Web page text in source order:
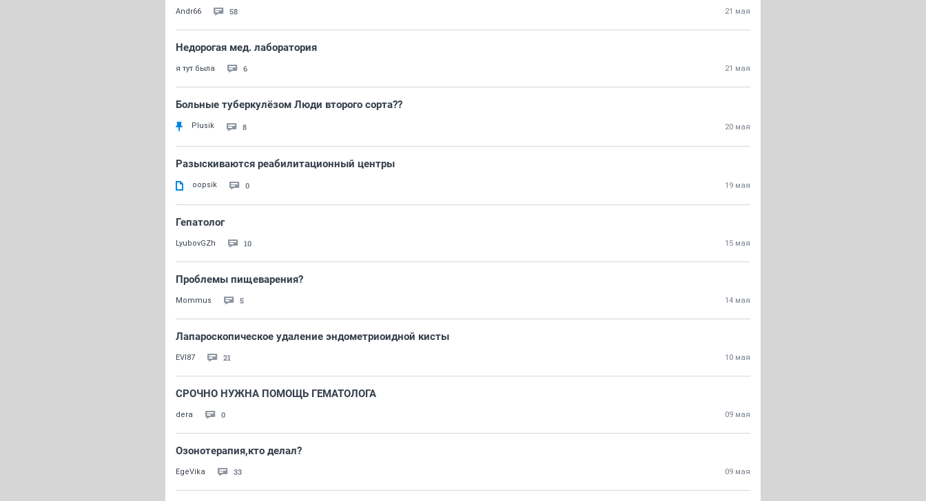
Andr66 58 21 мая
Недорогая мед. лаборатория
я тут была 6 21 мая
Больные туберкулёзом Люди второго сорта??
Plusik 8 20 мая
Разыскиваются реабилитационный центры
oopsik 0 19 мая
Гепатолог
LyubovGZh 10 15 мая
Проблемы пищеварения?
Mommus 5 14 мая
Лапароскопическое удаление эндометриоидной кисты
EVI87 21 10 мая
СРОЧНО НУЖНА ПОМОЩЬ ГЕМАТОЛОГА
dera 0 09 мая
Озонотерапия,кто делал?
EgeVika 33 09 мая